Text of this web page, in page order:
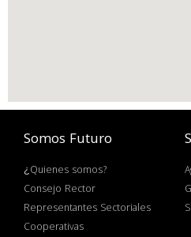
Somos Futuro
¿Quienes somos?
Consejo Rector
Representantes Sectoriales
Cooperativas